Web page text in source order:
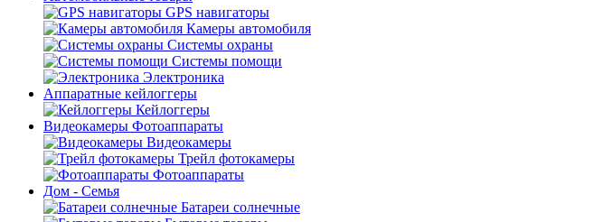
GPS навигаторы
Камеры автомобиля
Системы охраны
Системы помощи
Электроника
Аппаратные кейлоггеры
Кейлоггеры
Видеокамеры Фотоаппараты
Видеокамеры
Трейл фотокамеры
Фотоаппараты
Дом - Семья
Батареи солнечные